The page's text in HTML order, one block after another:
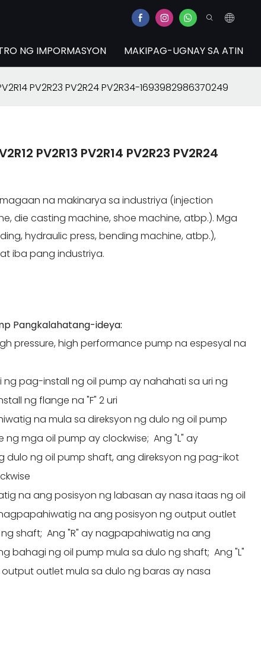
NG IMPORMASYON MAKIPAG-UGNAY SA ATIN
PV2R23 PV2R24 PV2R34-1693982986370249
PV2R13 PV2R14 PV2R23 PV2R24
na makinarya sa industriya (injection
die casting machine, shoe machine, atbp.). Mga
hydraulic press, bending machine, atbp.),
iba pang industriya.
Pangkalahatang-ideya:
pressure, high performance pump na espesyal na
ng pag-install ng oil pump ay nahahati sa uri ng
ng flange na "F" 2 uri
na mula sa direksyon ng dulo ng oil pump
mga oil pump ay clockwise; Ang "L" ay
ng oil pump shaft, ang direksyon ng pag-ikot
na ang posisyon ng labasan ay nasa itaas ng oil
na ang posisyon ng output outlet
shaft; Ang "R" ay nagpapahiwatig na ang
bahagi ng oil pump mula sa dulo ng shaft; Ang "L"
outlet mula sa dulo ng baras ay nasa